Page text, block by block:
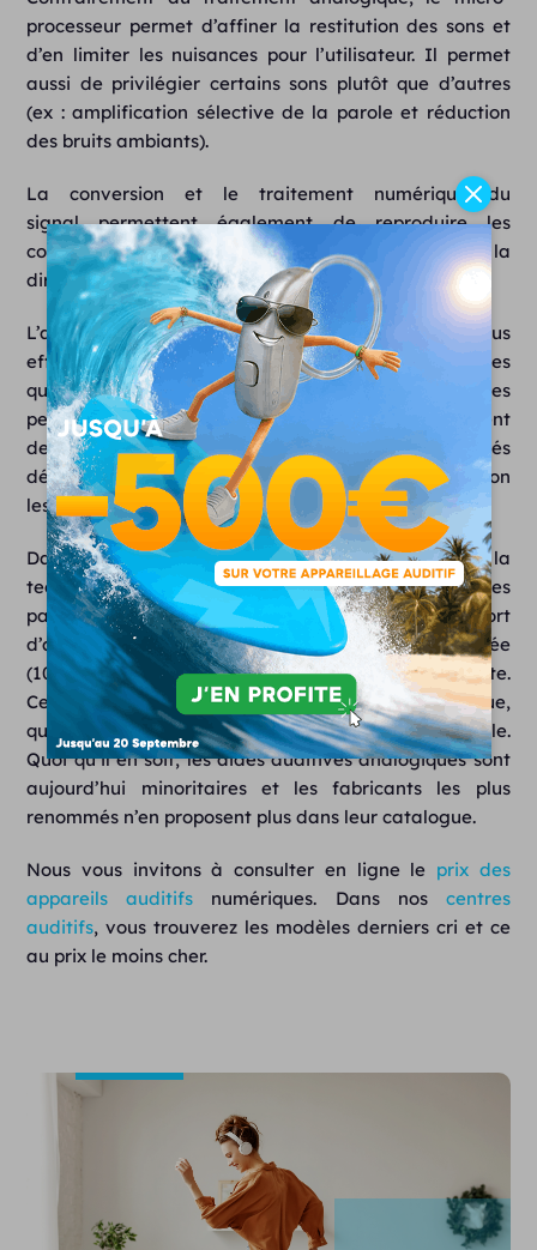
processeur permet d’affiner la restitution des sons et
d’en limiter les nuisances pour l’utilisateur. Il permet
aussi de privilégier certains sons plutôt que d’autres
(ex : amplification sélective de la parole et réduction
des bruits ambiants).
La conversion et le traitement numérique du
signal permettent également de reproduire les
comportements naturels de l’oreille, tels que la
directivité, la différence interaurale…
L’appareillage stéréophonique est d’ailleurs bien plus
efficace avec des appareils numériques
qu’analogiques. Enfin, les appareils numériques
permettent aujourd’hui de participer au traitement
des acouphènes via l’intégration de fonctionnalités
dédiées à l’apaisement de ces bruits permanents selon
les préceptes de la TRT (bruit blanc).
Dans le cadre d’un premier appareillage, la
technologie numérique est bien accueillie par les
patients. Pour ceux ayant été habitués au port
d’appareils auditifs analogiques sur une longue durée
(10, 20, 30 ans), la transition risque d’être plus délicate.
Certains patients regrettent aujourd’hui l’analogique,
qui, pour eux, restituait le son de façon plus naturelle.
Quoi qu’il en soit, les aides auditives analogiques sont
aujourd’hui minoritaires et les fabricants les plus
renommés n’en proposent plus dans leur catalogue.
Nous vous invitons à consulter en ligne le prix des
appareils auditifs numériques. Dans nos centres
auditifs, vous trouverez les modèles derniers cri et ce
au prix le moins cher.